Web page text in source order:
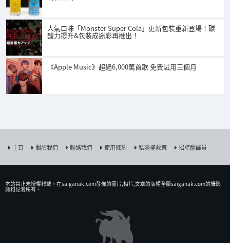
人氣口味「Monster Super Cola」更新包裝重新登場！碳
酸力提升&包裝成迷彩再推出！
《Apple Music》超過6,000萬首歌 免費試用三個月
主頁 關於我們 聯絡我們 使用條約 私隱權政策 招聘翻譯員
本站禁止未授權𨍭載。在saiganak.com發佈的圖片,相片,文章的版權全屬saiganak.com的攝影
師和記者所有。